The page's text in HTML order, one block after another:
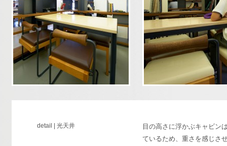
detail | 光天井
目の高さに浮かぶキャビン
ているため、重さを感じさ